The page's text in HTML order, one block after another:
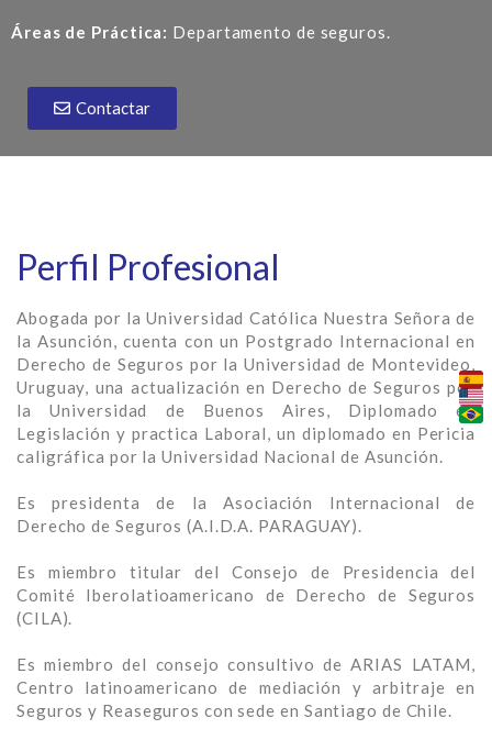
Áreas de Práctica: Departamento de seguros.
Contactar
Perfil Profesional
Abogada por la Universidad Católica Nuestra Señora de
la Asunción, cuenta con un Postgrado Internacional en
Derecho de Seguros por la Universidad de Montevideo,
Uruguay, una actualización en Derecho de Seguros por
laUniversidad de Buenos Aires, Diplomado en
Legislación y practica Laboral,un diplomado en Pericia
caligráfica por la Universidad Nacional de Asunción.
Es presidenta de la Asociación Internacional de
Derecho de Seguros (A.I.D.A. PARAGUAY).
Es miembro titular del Consejo de Presidencia del
Comité Iberolatioamericano de Derecho de Seguros
(CILA).
Es miembro del consejo consultivo de ARIAS LATAM,
Centro latinoamericano de mediación y arbitraje en
Seguros y Reaseguros con sede en Santiago de Chile.